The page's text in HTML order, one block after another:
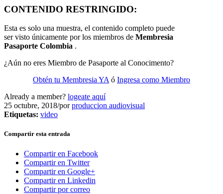
CONTENIDO RESTRINGIDO:
Esta es solo una muestra, el contenido completo puede
ser visto únicamente por los miembros de Membresia
Pasaporte Colombia .
¿Aún no eres Miembro de Pasaporte al Conocimento?
Obtén tu Membresia YA ó Ingresa como Miembro
Already a member? logeate aquí
25 octubre, 2018/porproduccion audiovisual
Etiquetas: video
Compartir esta entrada
Compartir en Facebook
Compartir en Twitter
Compartir en Google+
Compartir en Linkedin
Compartir por correo